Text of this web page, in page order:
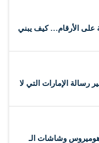
على الأرقام… كيف يبني
رسالة الإمارات التي لا
هوميروس وشاشات الـ